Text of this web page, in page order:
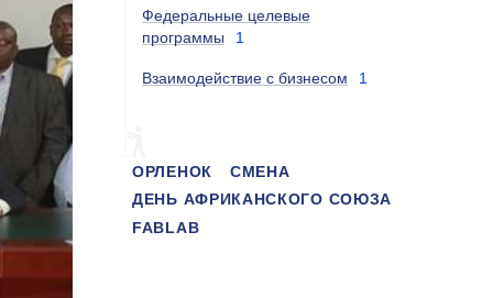
Федеральные целевые
программы
1
Взаимодействие с бизнесом 1
ОРЛЕНОК
СМЕНА
ДЕНЬ АФРИКАНСКОГО СОЮЗА
FABLAB